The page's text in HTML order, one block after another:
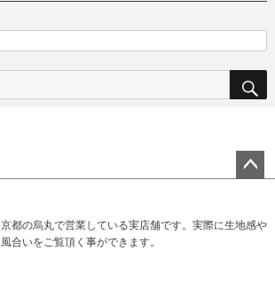
ップ
京都の烏丸で営業している実店舗です。実際に生地感や
風合いをご覧頂く事ができます。